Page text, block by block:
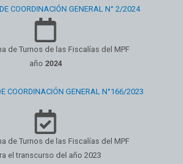
COORDINACIÓN GENERAL N° 2/2024
de Turnos de las Fiscalías del MPF
año 2024
COORDINACIÓN GENERAL N°166/2023
de Turnos de las Fiscalías del MPF
el transcurso del año 2023